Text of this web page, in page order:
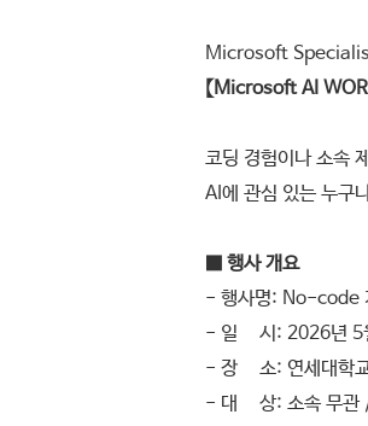
Microsoft
【Microsoft AI
코딩 경험이나 소속
AI에 관심 있는 누구
■ 행사 개요
- 행사명: No-code
- 일 시: 2026년 5
- 장 소: 연세대학교
- 대 상: 소속 무관 /